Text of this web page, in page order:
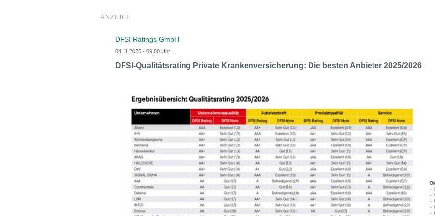
ANZEIGE
DFSI Ratings GmbH
04.11.2025 - 09:00 Uhr
DFSI-Qualitätsrating Private Krankenversicherung: Die besten Anbieter 2025/2026